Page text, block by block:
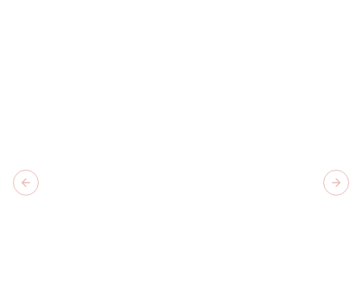
Previous slide